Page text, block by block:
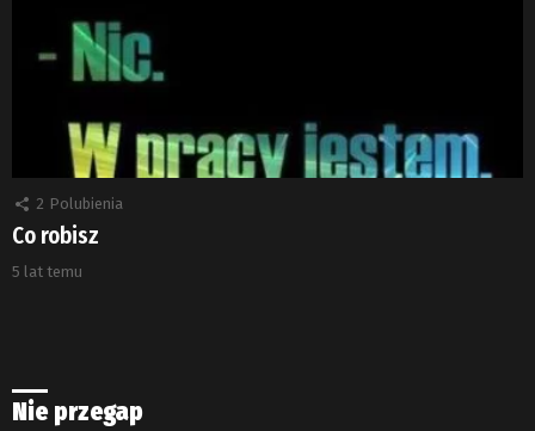
2 Polubienia
Co robisz
5 lat temu
Nie przegap